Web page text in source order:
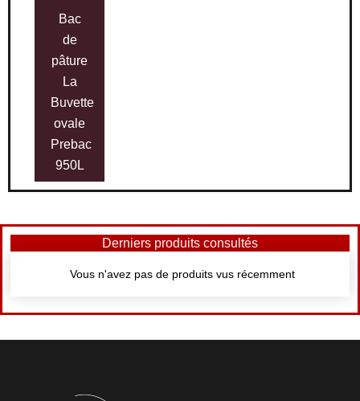
Bac
de
pâture
La
Buvette
ovale
Prebac
950L
Derniers produits consultés
Vous n'avez pas de produits vus récemment